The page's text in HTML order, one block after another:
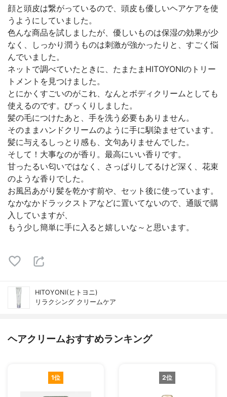
顔と頭皮は繋がっているので、頭皮も優しいヘアケアを使
うようにしていました。
色んな商品を試しましたが、優しいものは保湿の効果が少
なく、しっかり潤うものは刺激が強かったりと、すごく悩
んでいました。
ネットで調べていたときに、たまたまHITOYONIのトリー
トメントを見つけました。
とにかくすごいのがこれ、なんとボディクリームとしても
使えるのです。びっくりしました。
髪の毛につけたあと、手を洗う必要もありません。
そのままハンドクリームのように手に馴染ませています。
髪に与えるしっとり感も、文句ありませんでした。
そして！大事なのが香り。最高にいい香りです。
甘ったるい匂いではなく、さっぱりしてるけど深く、花束
のような香りでした。
お風呂あがり髪を乾かす前や、セット後に使っています。
なかなかドラックストアなどに置いてないので、通販で購
入していますが、
もう少し簡単に手に入ると嬉しいな～と思います。
HITOYONI(ヒトヨニ)
リラクシング クリームケア
ヘアクリームおすすめランキング
1位 2位